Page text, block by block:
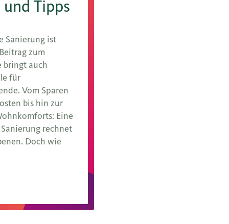
Tipps
Sanierung ist
zum
bringt auch
für
Vom Sparen
bis hin zur
Eine
rechnet
Doch wie